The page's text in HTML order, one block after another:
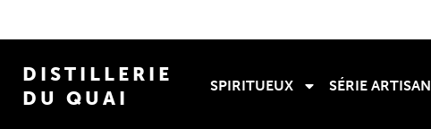
DISTILLERIE
DU QUAI
SPIRITUEUX SÉRIE ARTISAN